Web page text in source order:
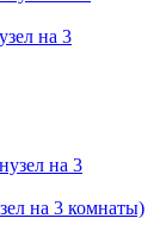
на 3
на 3 комнаты)